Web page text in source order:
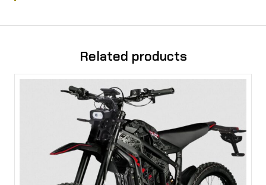
Related products